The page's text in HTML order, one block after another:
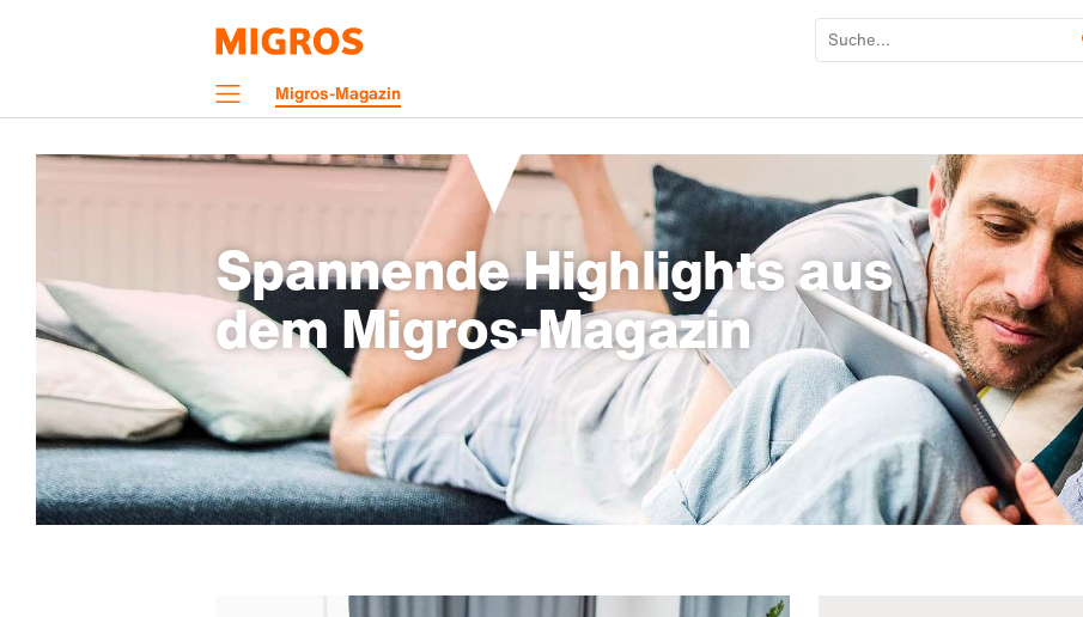
MenüMigros-Magazin
Spannende Highlights aus
dem Migros-Magazin